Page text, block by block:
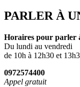
PARLER À
Horaires pour parler
Du lundi au vendredi
de 10h à 12h30 et
0972574400
Appel gratuit